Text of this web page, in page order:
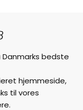
bedste
hjemmeside,
til vores